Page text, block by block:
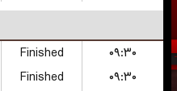
Finished
۰۹:۳۰
Finished
۰۹:۳۰